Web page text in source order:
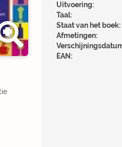
Uitvoering:
Taal:
Staat van het boek:
Afmetingen:
EAN: